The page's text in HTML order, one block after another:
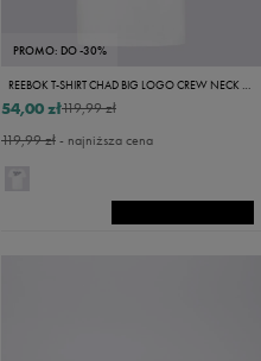
PROMO: DO -30%
REEBOK T-SHIRT CHAD BIG LOGO CREW NECK SS TEE
119,99 zł
54,00 zł
119,99 zł- najniższa cena